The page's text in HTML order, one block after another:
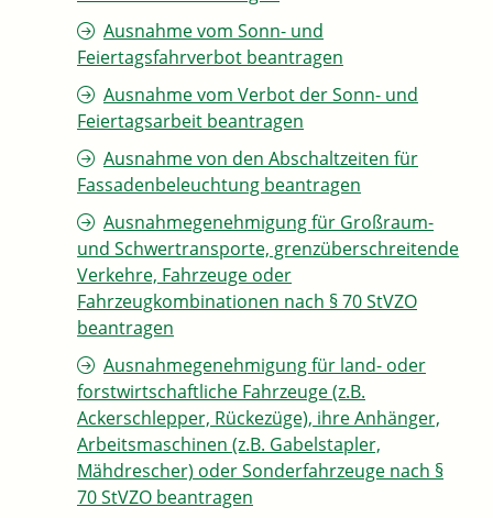
Ausnahme vom Sonn- und
Feiertagsfahrverbot beantragen
Ausnahme vom Verbot der Sonn- und
Feiertagsarbeit beantragen
Ausnahme von den Abschaltzeiten für
Fassadenbeleuchtung beantragen
Ausnahmegenehmigung für Großraum-
und Schwertransporte, grenzüberschreitende
Verkehre, Fahrzeuge oder
Fahrzeugkombinationen nach § 70 StVZO
beantragen
Ausnahmegenehmigung für land- oder
forstwirtschaftliche Fahrzeuge (z.B.
Ackerschlepper, Rückezüge), ihre Anhänger,
Arbeitsmaschinen (z.B. Gabelstapler,
Mähdrescher) oder Sonderfahrzeuge nach §
70 StVZO beantragen